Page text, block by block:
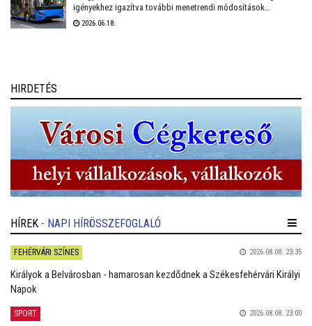
igényekhez igazítva további menetrendi módosítások
várhatóak Székesfehérvár helyi közösségi közlekedésében.
2026.06.18.
HIRDETÉS
HÍREK - NAPI HÍRÖSSZEFOGLALÓ
FEHÉRVÁRI SZÍNES 2026.08.08. 23:35
Királyok a Belvárosban - hamarosan kezdődnek a Székesfehérvári Királyi
Napok
SPORT 2026.08.08. 23:00